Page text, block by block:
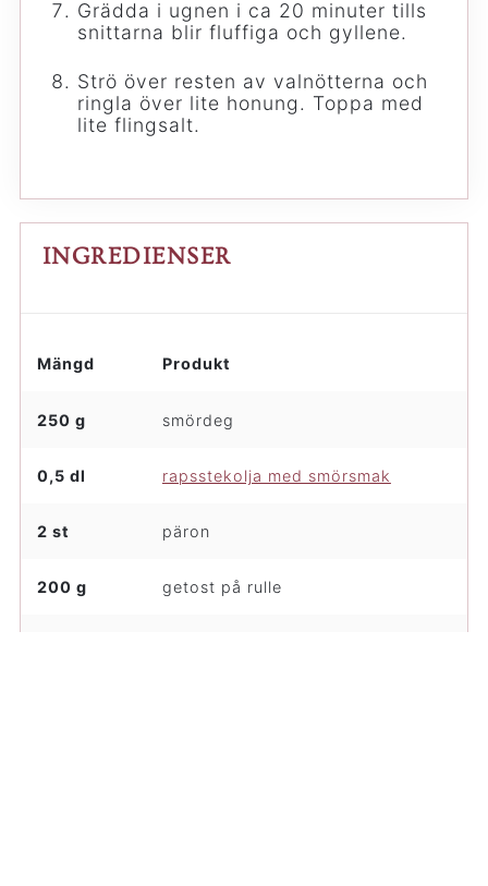
INGREDIENSER
Mängd Produkt
250 g smördeg
0,5 dl rapsstekolja med smörsmak
2 st päron
200 g getost på rulle
Grädda i ugnen i ca 20 minuter tills
snittarna blir fluffiga och gyllene.
Strö över resten av valnötterna och
ringla över lite honung. Toppa med
lite flingsalt.